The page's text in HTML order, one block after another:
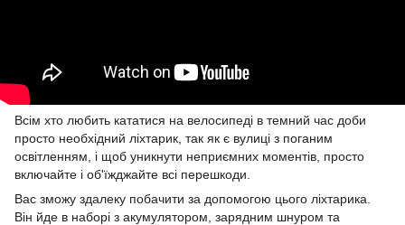
Всім хто любить кататися на велосипеді в темний час доби
просто необхідний ліхтарик, так як є вулиці з поганим
освітленням, і щоб уникнути неприємних моментів, просто
включайте і об'їжджайте всі перешкоди.
Вас зможу здалеку побачити за допомогою цього ліхтарика.
Він йде в наборі з акумулятором, зарядним шнуром та